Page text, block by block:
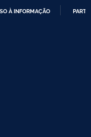
À INFORMAÇÃO